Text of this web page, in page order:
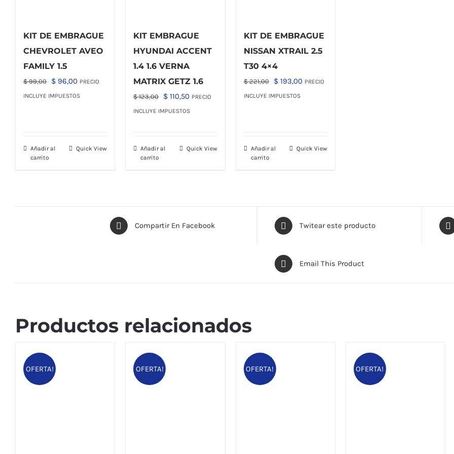
KIT DE EMBRAGUE
CHEVROLET AVEO
FAMILY 1.5
$99,00
El
precio
$ 96,00El
precio
PRECIO
INCLUYE IMPUESTOS
Añadir al
carrito
Quick View
KIT EMBRAGUE
HYUNDAI ACCENT
1.4 1.6 VERNA
MATRIX GETZ 1.6
$123,00
El
precio
$ 123,00.
$ 110,50El
precio
$ 110,50.
PRECIO
INCLUYE IMPUESTOS
Añadir al
carrito
Quick View
KIT DE EMBRAGUE
NISSAN XTRAIL 2.5
T30 4×4
$221,00
El
precio
$193,00ElPRECIO
INCLUYE IMPUESTOS
Añadir al
carrito
Quick View
Compartir En Facebook Twitear este producto
Email This Product
Productos relacionados
OFERTA! OFERTA! OFERTA! OFERTA!